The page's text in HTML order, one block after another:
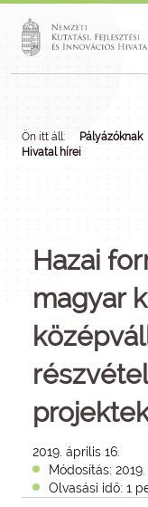
Ön itt áll: Pályázóknak
Hivatal hírei
Hazai
magyar
2019. április 16.
Módosítás: 2019.
Olvasási idő: 1